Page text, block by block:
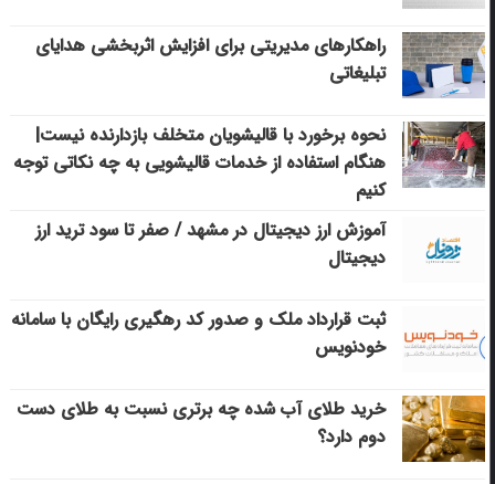
راهکارهای مدیریتی برای افزایش اثربخشی هدایای
تبلیغاتی
نحوه برخورد با قالیشویان متخلف بازدارنده نیست|
هنگام استفاده از خدمات قالیشویی به چه نکاتی توجه
کنیم
آموزش ارز دیجیتال در مشهد / صفر تا سود ترید ارز
دیجیتال
ثبت قرارداد ملک و صدور کد رهگیری رایگان با سامانه
خودنویس
خرید طلای آب شده چه برتری نسبت به طلای دست
دوم دارد؟